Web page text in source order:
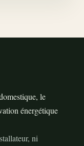
le
énergétique
ni